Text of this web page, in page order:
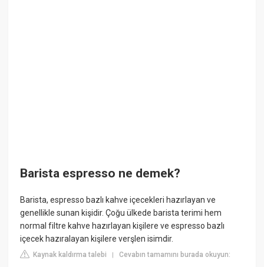
Barista espresso ne demek?
Barista, espresso bazlı kahve içecekleri hazırlayan ve
genellikle sunan kişidir. Çoğu ülkede barista terimi hem
normal filtre kahve hazırlayan kişilere ve espresso bazlı
içecek hazıralayan kişilere verşlen isimdir.
Kaynak kaldırma talebi |Cevabın tamamını burada okuyun: